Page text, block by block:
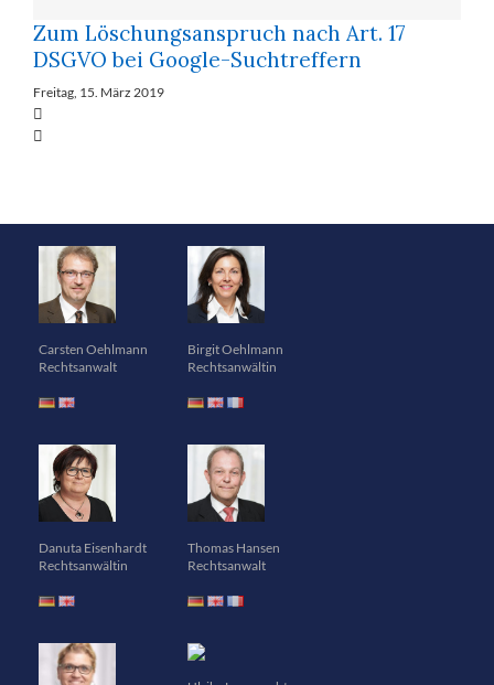
Zum Löschungsanspruch nach Art. 17
DSGVO bei Google-Suchtreffern
Freitag, 15. März 2019
Carsten Oehlmann
Rechtsanwalt
Birgit Oehlmann
Rechtsanwältin
Danuta Eisenhardt
Rechtsanwältin
Thomas Hansen
Rechtsanwalt